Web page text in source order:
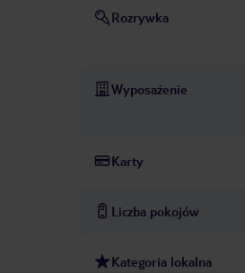
Rozrywka
Wyposażenie
Karty
Liczba pokojów
Kategoria lokalna